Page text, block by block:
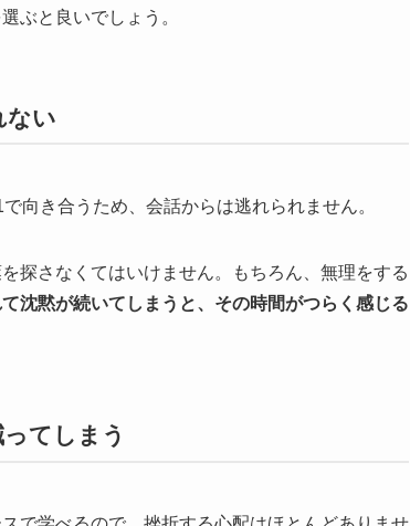
ぶと良いでしょう。
ない
向き合うため、会話からは逃れられません。
探さなくてはいけません。もちろん、無理をする
沈黙が続いてしまうと、その時間がつらく感じる
てしまう